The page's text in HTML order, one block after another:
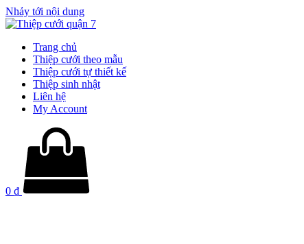
Nhảy tới nội dung
Trang chủ
Thiệp cưới theo mẫu
Thiệp cưới tự thiết kế
Thiệp sinh nhật
Liên hệ
My Account
0 ₫